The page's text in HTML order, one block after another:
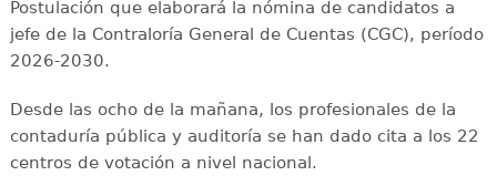
Postulación que elaborará la nómina de candidatos a
jefe de la Contraloría General de Cuentas (CGC), período
2026-2030.
Desde las ocho de la mañana, los profesionales de la
contaduría pública y auditoría se han dado cita a los 22
centros de votación a nivel nacional.